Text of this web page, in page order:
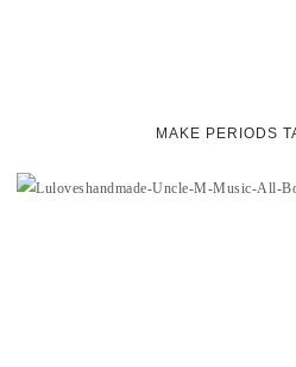
MAKE PERIODS